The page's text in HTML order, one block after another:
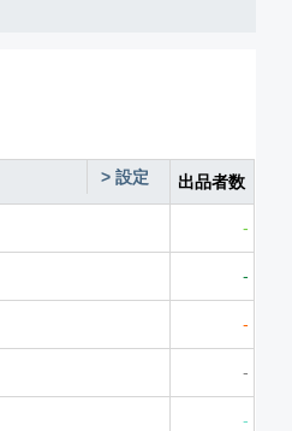
> 設定 出品者数
-
-
-
-
-